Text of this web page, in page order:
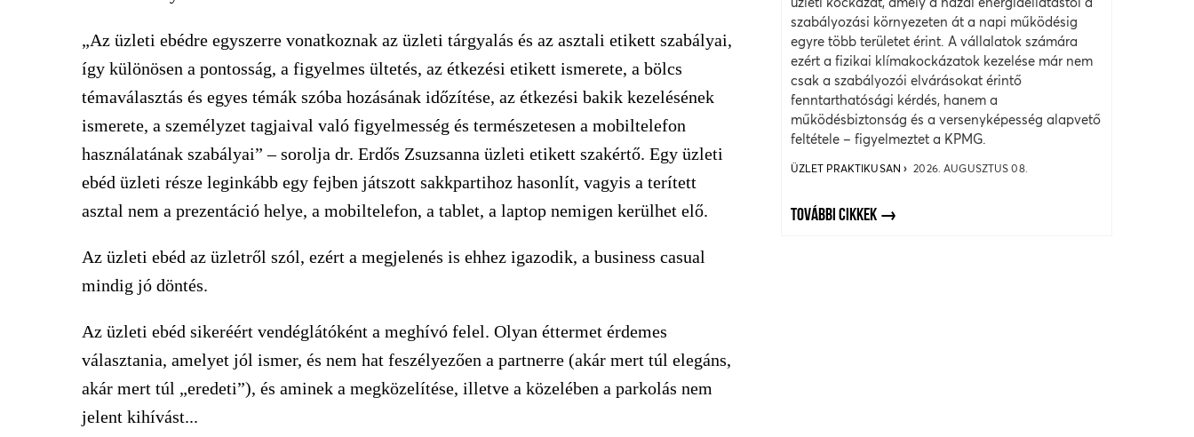
„Az üzleti ebédre egyszerre vonatkoznak az üzleti tárgyalás és az asztali etikett szabályai,
így különösen a pontosság, a figyelmes ültetés, az étkezési etikett ismerete, a bölcs
témaválasztás és egyes témák szóba hozásának időzítése, az étkezési bakik kezelésének
ismerete, a személyzet tagjaival való figyelmesség és természetesen a mobiltelefon
használatának szabályai” – sorolja dr. Erdős Zsuzsanna üzleti etikett szakértő. Egy üzleti
ebéd üzleti része leginkább egy fejben játszott sakkpartihoz hasonlít, vagyis a terített
asztal nem a prezentáció helye, a mobiltelefon, a tablet, a laptop nemigen kerülhet elő.
Az üzleti ebéd az üzletről szól, ezért a megjelenés is ehhez igazodik, a business casual
mindig jó döntés.
Az üzleti ebéd sikeréért vendéglátóként a meghívó felel. Olyan éttermet érdemes
választania, amelyet jól ismer, és nem hat feszélyezően a partnerre (akár mert túl elegáns,
akár mert túl „eredeti”), és aminek a megközelítése, illetve a közelében a parkolás nem
jelent kihívást...
szabályozási környezeten át a napi működésig
egyre több területet érint. A vállalatok számára
ezért a fizikai klímakockázatok kezelése már nem
csak a szabályozói elvárásokat érintő
fenntarthatósági kérdés, hanem a
működésbiztonság és a versenyképesség alapvető
feltétele – figyelmeztet a KPMG.
ÜZLET PRAKTIKUSAN 2026. AUGUSZTUS 08.
TOVÁBBI CIKKEK